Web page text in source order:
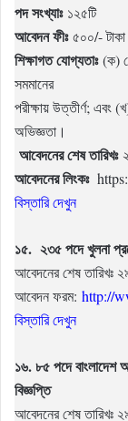
পদ সংখ্যাঃ১২৫টি
আবেদন ফীঃ৫০০/- টাকা
শিক্ষাগত যোগ্যতাঃ(ক)
সমমানের
পরীক্ষায় উত্তীর্ণ; এবং
অভিজ্ঞতা।
আবেদনের শেষ তারিখঃ
আবেদনের লিংকঃ
বিস্তারি দেখুন
১৫. ২৩৫ পদে খুলনা
আবেদনের শেষ তারিখঃ
আবেদন ফরম: http://
বিস্তারি দেখুন
১৬. ৮৫ পদে
বিজ্ঞপ্তি
আবেদনের শেষ তারিখঃ